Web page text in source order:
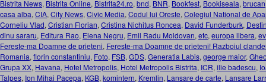
Bistrita News, Bistrita Online, Bistrita24.ro, bnd, BNR, Bookfest, Bookiseala, brucan
casa alba, CIA, City News, Civic Media, Codul lui Oreste, Colegiul National de
Corneliu Vlad, Cristian Florian, Cristina Nichitus Roncea, David Funderburk,
dinu sararu, Editura Rao, Elena Negru, Emil Radu Moldovan, etc, europa libera,
Fereste-ma Doamne de prieteni, Fereste-ma Doamne de prieteni! Razboiul
Romania, florin constantiniu, Foto, FSB, GDS, Generatia Labis, george maior,
Grupa XX, Havana, Hotel Metropolis, Hotel Metropolis Bistrita, ICR, ilie badescu,
Talpes, Ion Mihai Pacepa, KGB, komintern, Kremlin, Lansare de carte, Lansare